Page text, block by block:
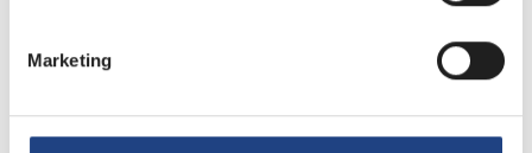
Marketingsicheren Arbeitsplatz